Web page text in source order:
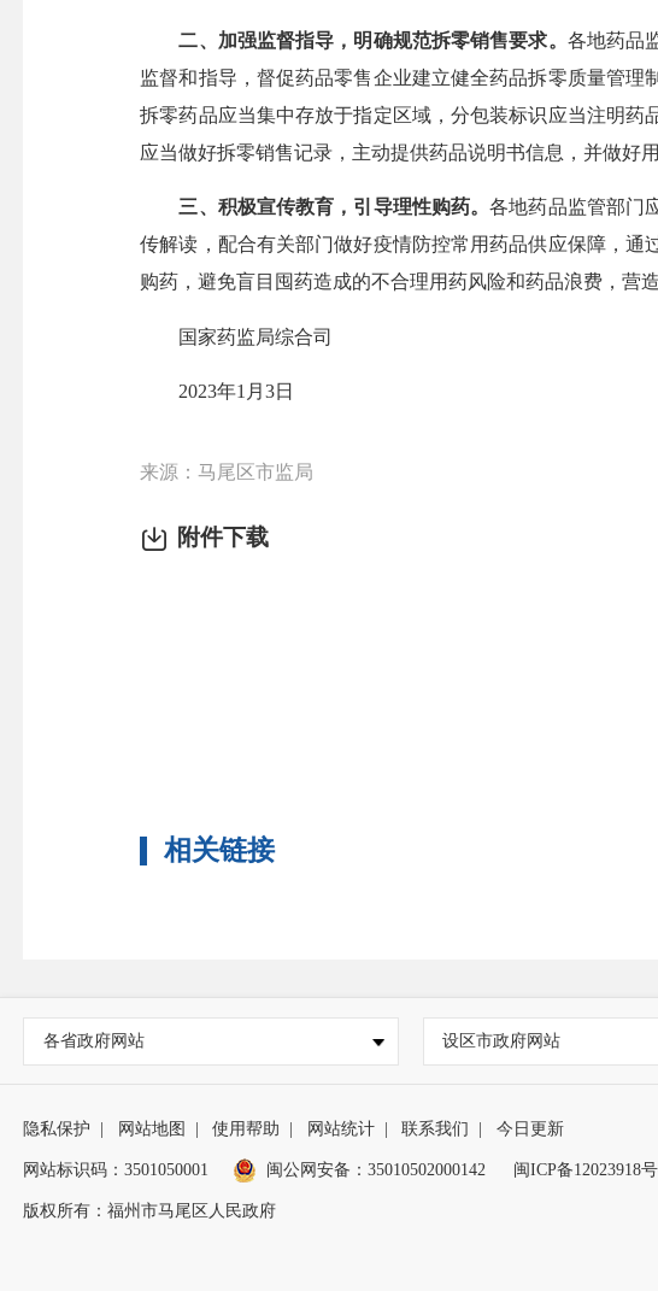
二、加强监督指导，明确规范拆零销售要求。 各地药品
监督和指导，督促药品零售企业建立健全药品拆零质量管理
拆零药品应当集中存放于指定区域，分包装标识应当注明
应当做好拆零销售记录，主动提供药品说明书信息，并做好
三、积极宣传教育，引导理性购药。各地药品监管部门
传解读，配合有关部门做好疫情防控常用药品供应保障，
购药，避免盲目囤药造成的不合理用药风险和药品浪费，营
国家药监局综合司
2023年1月3日
来源：马尾区市监局
附件下载
相关链接
各省政府网站 设区市政府网站
隐私保护 | 网站地图 | 使用帮助 | 网站统计 | 联系我们 | 今日更新
网站标识码：3501050001 闽公网安备：35010502000142 闽ICP备12023918
版权所有：福州市马尾区人民政府